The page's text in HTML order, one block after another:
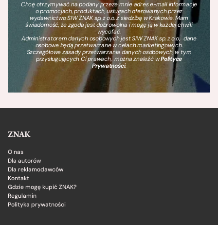
Chcę otrzymywać na podany przeze mnie adres e-mail informacje
o promocjach, produktach, usługach oferowanych przez
wydawnictwo SIW ZNAK sp. z o.o. z siedzibą w Krakowie. Mam
świadomość, że zgoda jest dobrowolna i mogę ją w każdej chwili
wycofać.
Administratorem danych osobowych jest SIW ZNAK sp. z o.o., dane
osobowe będą przetwarzane w celach marketingowych.
Szczegółowe zasady przetwarzania danych osobowych, w tym
przysługujących Ci prawach, można znaleźć wPolityce
Prywatności.
ZNAK
O nas
Dla autorów
Dla reklamodawców
Kontakt
Gdzie mogę kupić ZNAK?
Regulamin
Polityka prywatności